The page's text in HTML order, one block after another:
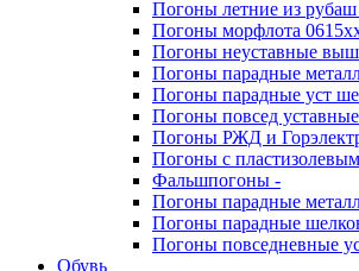
Погоны летние из
Погоны морфлота
Погоны неуставные
Погоны парадные
Погоны парадные уст
Погоны повсед
Погоны РЖД и
Погоны с
Фальшпогоны -
Погоны парадные
Погоны парадные
Погоны повседневные
Обувь